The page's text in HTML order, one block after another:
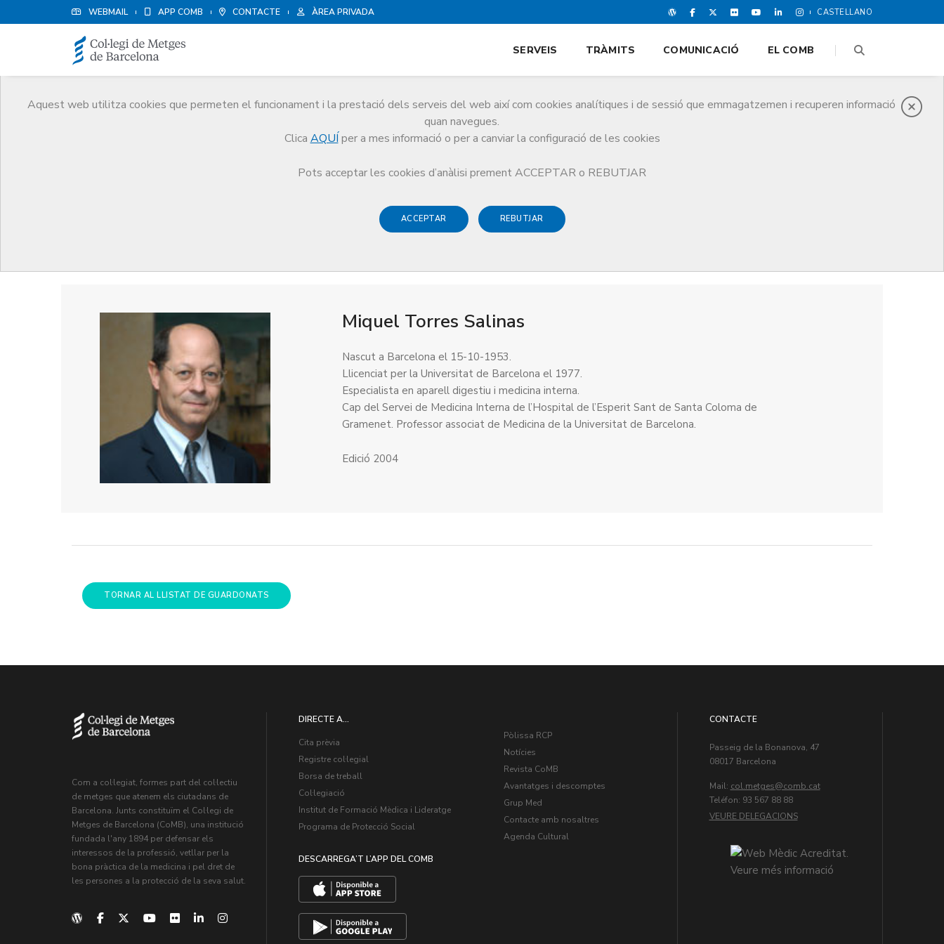
WEBMAIL APP COMB CONTACTE ÀREA PRIVADA CASTELLANO
Aquest web utilitza cookies que permeten el funcionament i la prestació dels serveis del web així com cookies analítiques i de sessió que emmagatzemen i recuperen informació
quan navegues.
Clica AQUÍ per a mes informació o per a canviar la configuració de les cookies
Pots acceptar les cookies d’anàlisi prement ACCEPTAR o REBUTJAR
ACCEPTAR REBUTJAR
SERVEIS TRÀMITS COMUNICACIÓ EL COMB
Guardonat Edició 2004
Miquel Torres Salinas
Nascut a Barcelona el 15-10-1953.
Llicenciat per la Universitat de Barcelona el 1977.
Especialista en aparell digestiu i medicina interna.
Cap del Servei de Medicina Interna de l’Hospital de l’Esperit Sant de Santa Coloma de
Gramenet. Professor associat de Medicina de la Universitat de Barcelona.
Edició 2004
TORNAR AL LLISTAT DE GUARDONATS
Com a col·legiat, formes part del col·lectiu
de metges que atenem els ciutadans de
Barcelona. Junts constituïm el Col·legi de
Metges de Barcelona (CoMB), una institució
fundada l'any 1894 per defensar els
interessos de la professió, vetllar per la
bona pràctica de la medicina i pel dret de
les persones a la protecció de la seva salut.
DIRECTE A...
Cita prèvia
Registre col·legial
Borsa de treball
Col·legiació
Institut de Formació Mèdica i Lideratge
Programa de Protecció Social
DESCARREGA’T L’APP DEL COMB
Pòlissa RCP
Notícies
Revista CoMB
Avantatges i descomptes
Grup Med
Contacte amb nosaltres
Agenda Cultural
CONTACTE
Passeig de la Bonanova, 47
08017 Barcelona
Mail: col.metges
Teléfon: 93 567 88 88
VEURE DELEGACIONS